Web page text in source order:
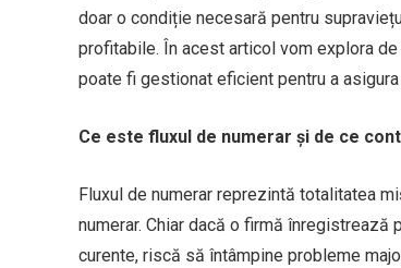
doar o condiție necesară pentru
profitabile. În acest articol vom explora
poate fi gestionat eficient pentru a
Ce este fluxul de numerar și de ce
Fluxul de numerar reprezintă totalitatea
numerar. Chiar dacă o firmă
curente, riscă să întâmpine probleme